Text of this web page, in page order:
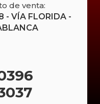
de venta:
- VÍA FLORIDA -